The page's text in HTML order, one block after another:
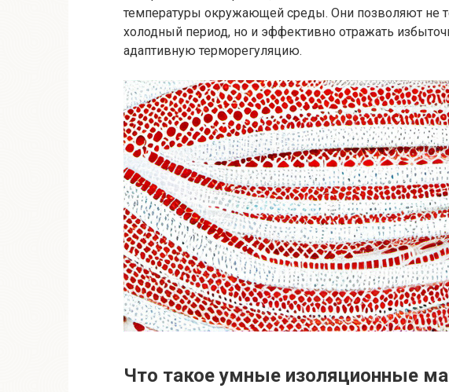
температуры окружающей среды. Они позволяют не
холодный период, но и эффективно отражать
адаптивную терморегуляцию.
Что такое умные изоляционные